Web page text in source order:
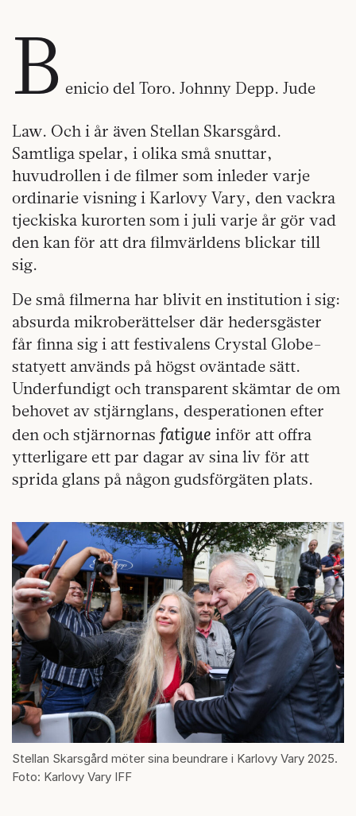
B enicio del Toro. Johnny Depp. Jude
Law. Och i år även Stellan Skarsgård.
Samtliga spelar, i olika små snuttar,
huvudrollen i de filmer som inleder varje
ordinarie visning i Karlovy Vary, den vackra
tjeckiska kurorten som i juli varje år gör vad
den kan för att dra filmvärldens blickar till
sig.
De små filmerna har blivit en institution i sig:
absurda mikroberättelser där hedersgäster
får finna sig i att festivalens Crystal Globe-
statyett används på högst oväntade sätt.
Underfundigt och transparent skämtar de om
behovet av stjärnglans, desperationen efter
den och stjärnornas fatigue inför att offra
ytterligare ett par dagar av sina liv för att
sprida glans på någon gudsförgäten plats.
Stellan Skarsgård möter sina beundrare i Karlovy Vary 2025.
Foto: Karlovy Vary IFF